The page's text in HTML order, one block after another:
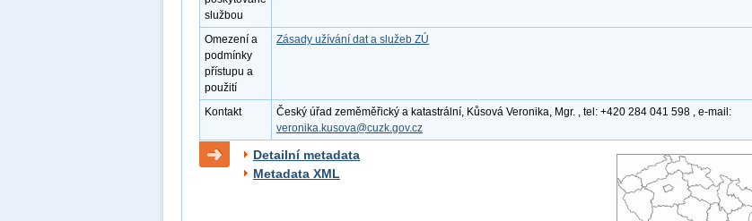
službou
Omezení a
podmínky
přístupu a
použití
Zásady užívání dat a služeb ZÚ
Kontakt
Český úřad zeměměřický a katastrální, Kůsová Veronika, Mgr. , tel: +420 284 041 598 , e-mail:
veronika.kusova@cuzk.gov.cz
Detailní metadata
Metadata XML